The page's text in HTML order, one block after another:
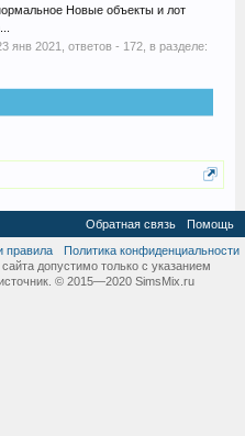
Новые объекты и лот
янв 2021
, ответов - 172, в разделе:
Обратная связь
Помощь
правила
Политика конфиденциальности
допустимо только с указанием
© 2015—2020 SimsMix.ru